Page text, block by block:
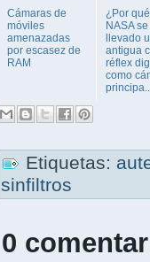
Cámaras de
móviles
amenazadas
por escasez de
RAM
¿Por
NASA
llevado
antigua
réflex
como
Etiquetas:
sinfiltros
0